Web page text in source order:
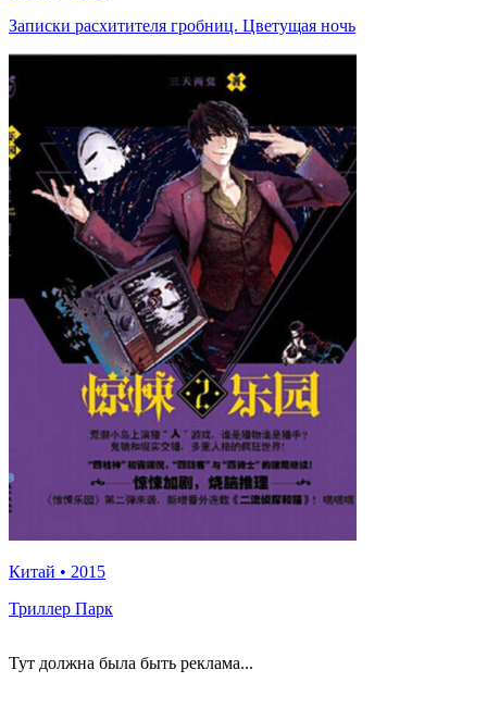
Записки расхитителя гробниц. Цветущая ночь
Китай • 2015
Триллер Парк
Тут должна была быть реклама...